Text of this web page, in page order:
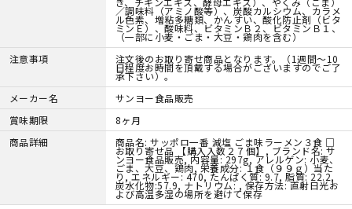
／調味料（アミノ酸等）、炭酸カルシウム、カラメ
ル色素、増粘多糖類、かんすい、酸化防止剤（ビタ
ミンＥ）、酸味料、ビタミンＢ２、ビタミンＢ１、
（一部に小麦・ごま・大豆・鶏肉を含む）
注意事項
注文後のお取り寄せ商品となります。（1週間～10
日程度お時間を頂戴する場合がございますのでご了
承下さい）。
メーカー名
サンヨー食品販売
賞味期限
8ヶ月
商品詳細
商品名: サッポロ一番 減塩 ごま味ラーメン３食 □
お取り寄せ品 【購入入数２７個】, ブランド名: サ
ンヨー食品販売, 内容量: 297g, アレルゲン: 小麦、
ごま、大豆、鶏肉, 栄養成分: １食（９９ｇ）当た
り, エネルギー: 470, たんぱく質: 9.7, 脂質: 22.2,
炭水化物:57.9, ナトリウム: , 保存方法: 直射日光お
よび高温多湿の場所を避けて保存